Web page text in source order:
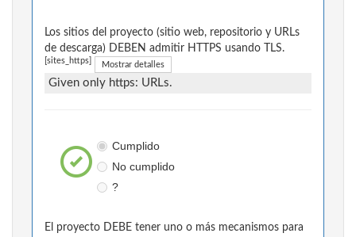
Los sitios del proyecto (sitio web, repositorio y URLs
de descarga) DEBEN admitir HTTPS usando TLS.
[sites_https] Mostrar detalles
Given only https: URLs.
Cumplido
No cumplido
?
El proyecto DEBE tener uno o más mecanismos para